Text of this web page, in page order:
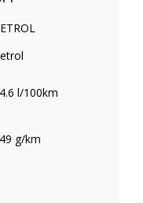
l/100km
g/km